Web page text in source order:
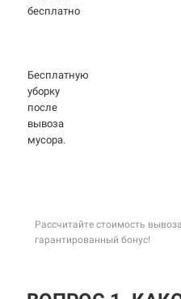
бесплатно
Бесплатную
уборку
после
вывоза
мусора.
Рассчитайте стоимость
гарантированный бонус!